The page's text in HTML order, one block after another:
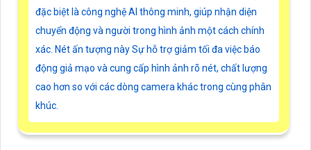
đặc biệt là công nghệ AI thông minh, giúp nhận diện
chuyển động và người trong hình ảnh một cách chính
xác. Nét ấn tượng này Sự hỗ trợ giảm tối đa việc báo
động giả mạo và cung cấp hình ảnh rõ nét, chất lượng
cao hơn so với các dòng camera khác trong cùng phân
khúc.